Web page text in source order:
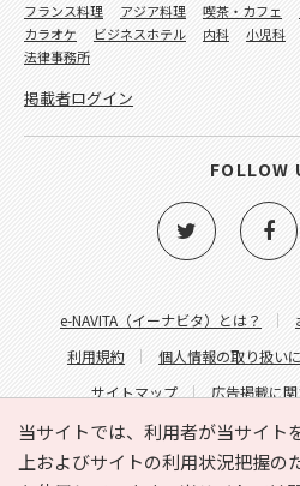
当サイトでは、利用者が当サイト
上およびサイトの利用状況把握の
e-NAVITA（イーナビタ）とは？
利用規約
個人情報の取り扱い
サイトマップ
広告掲載に
サイトの内容に関す
フランス料理
アジア料理 喫茶・カフェ
カラオケ
ビジネスホテル 内科 小児科
法律事務所
掲載者ログイン
FOLLOW